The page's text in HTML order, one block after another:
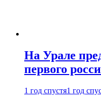
На Урале
первого
1 год спустя1 год